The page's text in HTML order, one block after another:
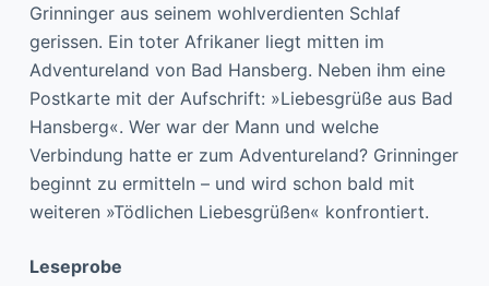
Grinninger aus seinem wohlverdienten Schlaf
gerissen. Ein toter Afrikaner liegt mitten im
Adventureland von Bad Hansberg. Neben ihm eine
Postkarte mit der Aufschrift: »Liebesgrüße aus Bad
Hansberg«. Wer war der Mann und welche
Verbindung hatte er zum Adventureland? Grinninger
beginnt zu ermitteln – und wird schon bald mit
weiteren »Tödlichen Liebesgrüßen« konfrontiert.
Leseprobe